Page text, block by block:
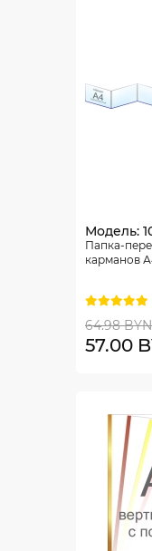
Модель:
Папка-
карманов
64.98 BYN
57.00